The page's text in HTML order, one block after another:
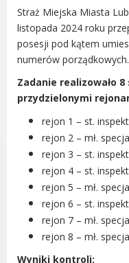
Komenda
Luboń
Komisariat
LOSiR
Serwisy
Informator
Ogłoszenia
Plaża
Luboniu
RADA
Portal
Straż Miejska Miasta
listopada 2024 roku
posesji pod kątem
numerów porządkowych.
Zadanie realizowało
przydzielonymi
rejon 1 – st.
rejon 2 – mł.
rejon 3 – st.
rejon 4 – st.
rejon 5 – mł.
rejon 6 – st.
rejon 7 – mł.
rejon 8 – mł.
Wyniki kontroli: